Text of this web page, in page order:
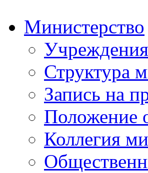
Министерство
Учреждения
Структура
Запись на
Положение
Коллегия